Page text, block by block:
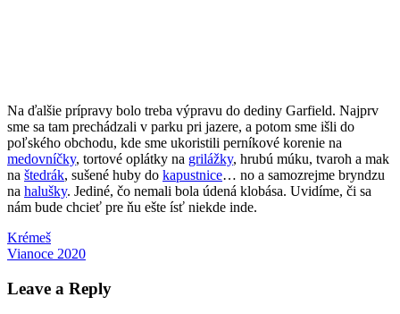
Na ďalšie prípravy bolo treba výpravu do dediny Garfield. Najprv
sme sa tam prechádzali v parku pri jazere, a potom sme išli do
poľského obchodu, kde sme ukoristili perníkové korenie na
medovníčky, tortové oplátky na grilážky, hrubú múku, tvaroh a mak
na štedrák, sušené huby do kapustnice… no a samozrejme bryndzu
na halušky. Jediné, čo nemali bola údená klobása. Uvidíme, či sa
nám bude chcieť pre ňu ešte ísť niekde inde.
pečenievianoce
Post
navigation
Previous
Post:
Krémeš
Next
Vianoce 2020
Leave a Reply